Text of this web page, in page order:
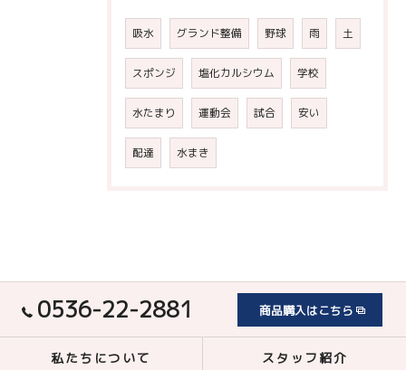
吸水 グランド整備 野球 雨 土
スポンジ 塩化カルシウム 学校
水たまり 運動会 試合 安い
配達 水まき
0536-22-2881 商品購入はこちら
私たちについて スタッフ紹介